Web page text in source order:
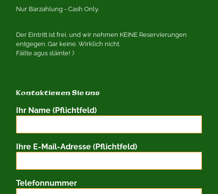
Nur Barzahlung - Cash Only.
Der Eintritt ist frei, und wir nehmen KEINE Reservierungen
entgegen. Gar keine. Wirklich nicht.
Fáilte agus sláinte! :)
Kontaktieren Sie uns
Ihr Name (Pflichtfeld)
Ihre E-Mail-Adresse (Pflichtfeld)
Telefonnummer